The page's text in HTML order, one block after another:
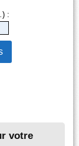
) :
votre